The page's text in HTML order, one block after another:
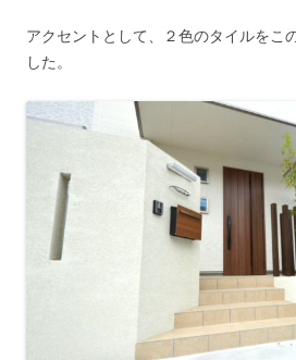
アクセントとして、２色のタイルをこ
した。